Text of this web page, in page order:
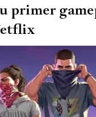
primer